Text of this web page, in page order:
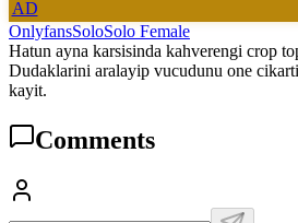
AD
OnlyfansSoloSolo Female
Hatun ayna karsisinda kahverengi crop
Dudaklarini aralayip vucudunu one
kayit.
Comments